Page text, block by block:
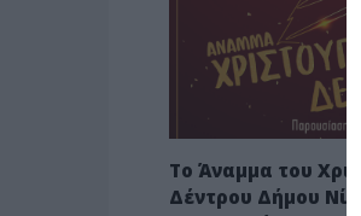
Το Άναμμα του
Δέντρου Δήμου